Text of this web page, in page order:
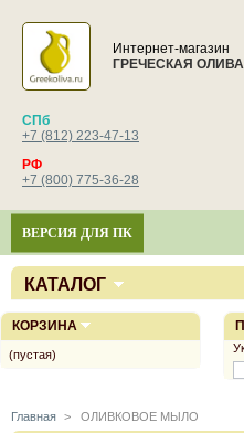
Интернет-магазин
ГРЕЧЕСКАЯ ОЛИВА
СПб
+7 (812) 223-47-13
РФ
+7 (800) 775-36-28
ВЕРСИЯ ДЛЯ ПК
КАТАЛОГ
Главная > ОЛИВКОВОЕ МЫЛО
КОРЗИНА
(пустая)